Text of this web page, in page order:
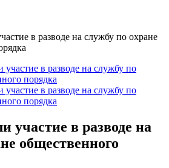
в разводе на службу по охране
участие в разводе на
общественного